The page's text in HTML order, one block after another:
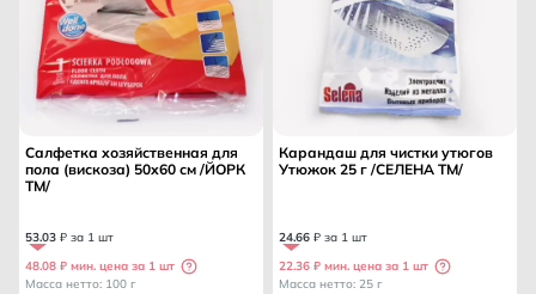
Салфетка хозяйственная для
пола (вискоза) 50х60 см /ЙОРК
ТМ/
53.03 ₽ за 1 шт
48.08 ₽ мин. цена за 1 шт
Масса нетто: 100 г
Карандаш для чистки утюгов
Утюжок 25 г /СЕЛЕНА ТМ/
24.66 ₽ за 1 шт
22.36 ₽ мин. цена за 1 шт
Масса нетто: 25 г